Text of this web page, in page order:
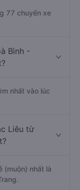
77 chuyến xe
Bình -
nhất vào lúc
Liêu từ
(muộn) nhất là